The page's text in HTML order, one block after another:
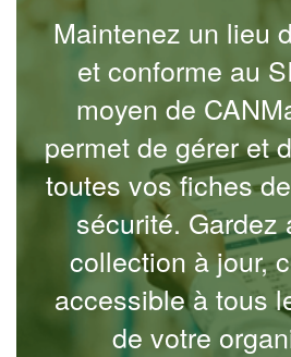
Maintenez un lieu
et conforme au
moyen de
permet de gérer et
toutes vos fiches
sécurité. Gardez
collection à jour,
accessible à tous
de votre